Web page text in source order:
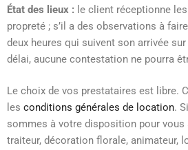
État des lieux : le client réceptionne
propreté ; s’il a des observations à
deux heures qui suivent son arrivée
délai, aucune contestation ne pourra
Le choix de vos prestataires est libre.
les conditions générales de location.
sommes à votre disposition pour vous
traiteur, décoration florale, animateur,